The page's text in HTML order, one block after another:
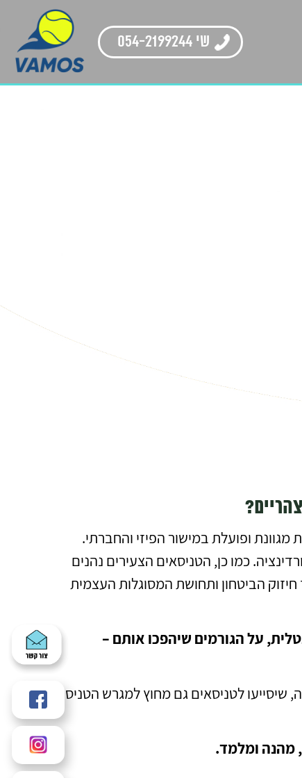
שי 054-2199244
המותאמת במיוחד עבור ילדים החל מגיל 3.5. התוכנית מגוונת ופועלת במישור הפיזי והחברתי.
כמו כן, הטניסאים הצעירים נהנים
הביטחון ותחושת המסוגלות העצמית
על הגורמים שיהפכו אותם –
לטניסאים גם מחוץ למגרש הטניס
מהנה ומלמד.